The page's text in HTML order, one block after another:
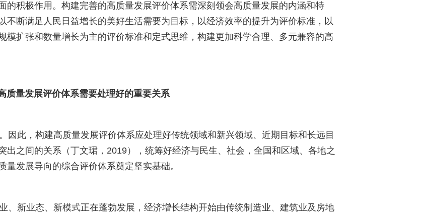
的积极作用。构建完善的高质量发展评价体系需深刻领会高质量发展的内涵和特
不断满足人民日益增长的美好生活需要为目标，以经济效率的提升为评价标准，以
模扩张和数量增长为主的评价标准和定式思维，构建更加科学合理、多元兼容的高
质量发展评价体系需要处理好的重要关系
此，构建高质量发展评价体系应处理好传统领域和新兴领域、近期目标和长远目
出之间的关系（丁文珺， 2019），统筹好经济与民生、社会，全国和区域、各地之
发展导向的综合评价体系奠定坚实基础。
新业态、新模式正在蓬勃发展，经济增长结构开始由传统制造业、建筑业及房地